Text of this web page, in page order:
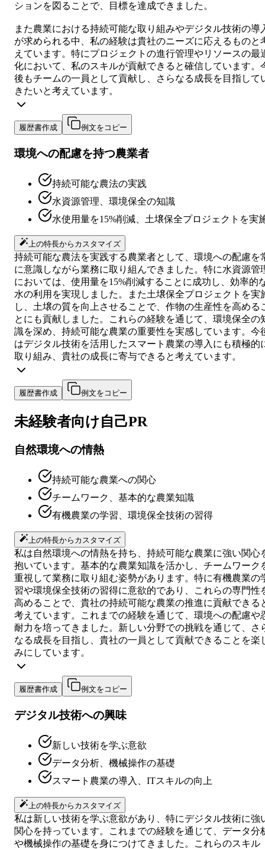
ションを図ることで、目標を達成できました。
また農業における持続可能な取り組みやデジタル技術の導
が求められる中、私の経験は貴社のニーズに応えるものと
えています。特にプロジェクトの進行管理やリソースの最
化において、私のスキルが貢献できると確信しています。
後もチームの一員として貢献し、さらなる成長を目指して
きたいと考えています。
履歴書作成 例文をコピー
環境への配慮を持つ農業者
持続可能な農法の実践
水資源管理、環境保全の知識
水使用量を15%削減、土壌保全プロジェクトを実
上の特長からカスタマイズ
持続可能な農法を実践する農業者として、環境への配慮を
に意識しながら業務に取り組んできました。特に水資源管
においては、使用量を15%削減することに成功し、効率的
水の利用を実現しました。また土壌保全プロジェクトを実
し、土壌の質を向上させることで、作物の生産性を高める
とにも貢献しました。これらの経験を通じて、環境保全の
識を深め、持続可能な農業の重要性を実感しています。今
はデジタル技術を活用したスマート農業の導入にも積極的
取り組み、貴社の成長に寄与できると考えています。
履歴書作成 例文をコピー
未経験者向け自己PR
自然環境への情熱
持続可能な農業への関心
チームワーク、基本的な農業知識
有機農業の学習、環境保全技術の習得
上の特長からカスタマイズ
私は自然環境への情熱を持ち、持続可能な農業に強い関心
抱いています。基本的な農業知識を活かし、チームワーク
重視して業務に取り組む姿勢があります。特に有機農業の
習や環境保全技術の習得に意欲的であり、これらの専門性
高めることで、貴社の持続可能な農業の推進に貢献できる
考えています。これまでの経験を通じて、環境への配慮や
耐力を培ってきました。新しい分野での挑戦を通じて、さ
なる成長を目指し、貴社の一員として貢献できることを楽
みにしています。
履歴書作成 例文をコピー
デジタル技術への興味
新しい技術を学ぶ意欲
データ分析、機械操作の基礎
スマート農業の導入、ITスキルの向上
上の特長からカスタマイズ
私は新しい技術を学ぶ意欲があり、特にデジタル技術に強
関心を持っています。これまでの経験を通じて、データ分
や機械操作の基礎を身につけてきました。これらのスキル